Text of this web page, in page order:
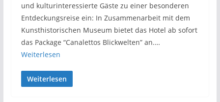
und kulturinteressierte Gäste zu einer besonderen
Entdeckungsreise ein: In Zusammenarbeit mit dem
Kunsthistorischen Museum bietet das Hotel ab sofort
das Package “Canalettos Blickwelten” an.…
Weiterlesen
Weiterlesen